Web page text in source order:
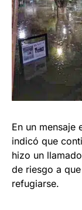
En un mensaje
indicó que
hizo un
de riesgo a
refugiarse.